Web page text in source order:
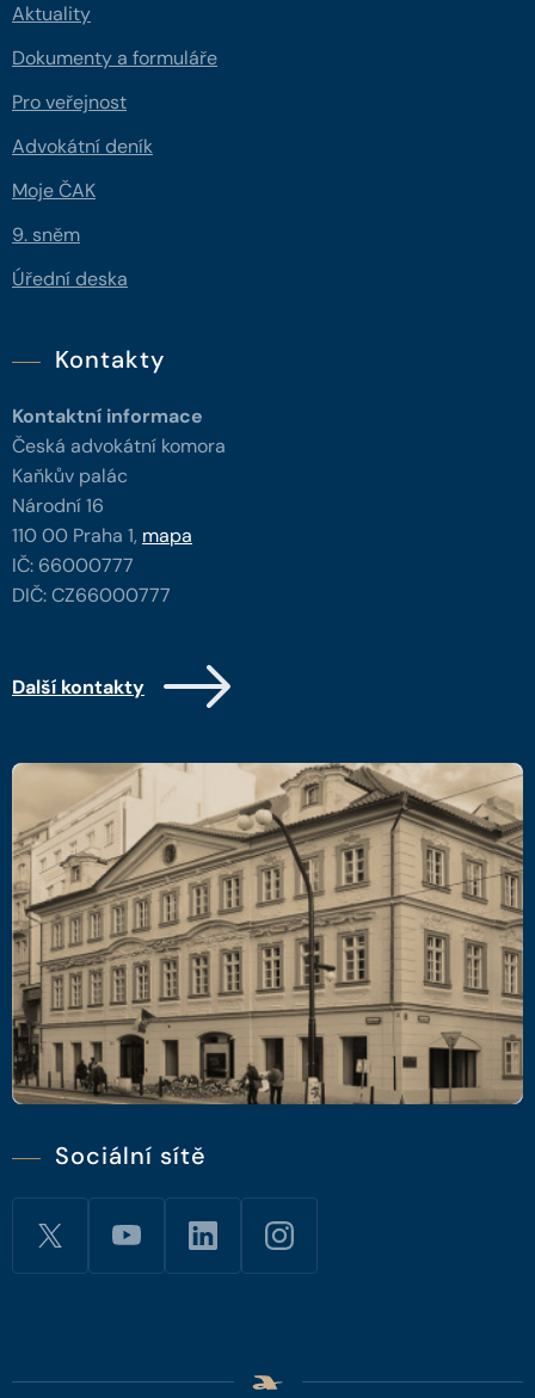
Aktuality
Dokumenty a formuláře
Pro veřejnost
Advokátní deník
Moje ČAK
9. sněm
Úřední deska
Kontakty
Kontaktní informace
Česká advokátní komora
Kaňkův palác
Národní 16
110 00 Praha 1, mapa
IČ: 66000777
DIČ: CZ66000777
Další kontakty
Sociální sítě